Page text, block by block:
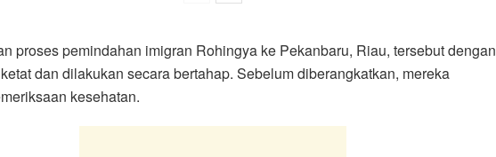
proses pemindahan imigran Rohingya ke Pekanbaru, Riau, tersebut dengan
dan dilakukan secara bertahap. Sebelum diberangkatkan, mereka
kesehatan.